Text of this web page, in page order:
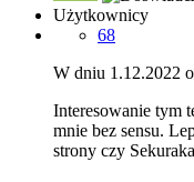
Użytkownicy
68
W dniu 1.12.2022
Interesowanie tym
mnie bez sensu.
strony czy